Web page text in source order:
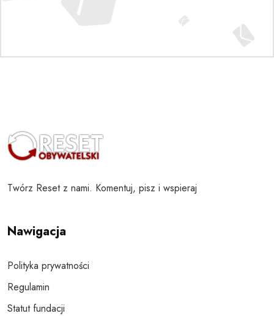
Twórz Reset z nami. Komentuj, pisz i wspieraj
Nawigacja
Polityka prywatności
Regulamin
Statut fundacji